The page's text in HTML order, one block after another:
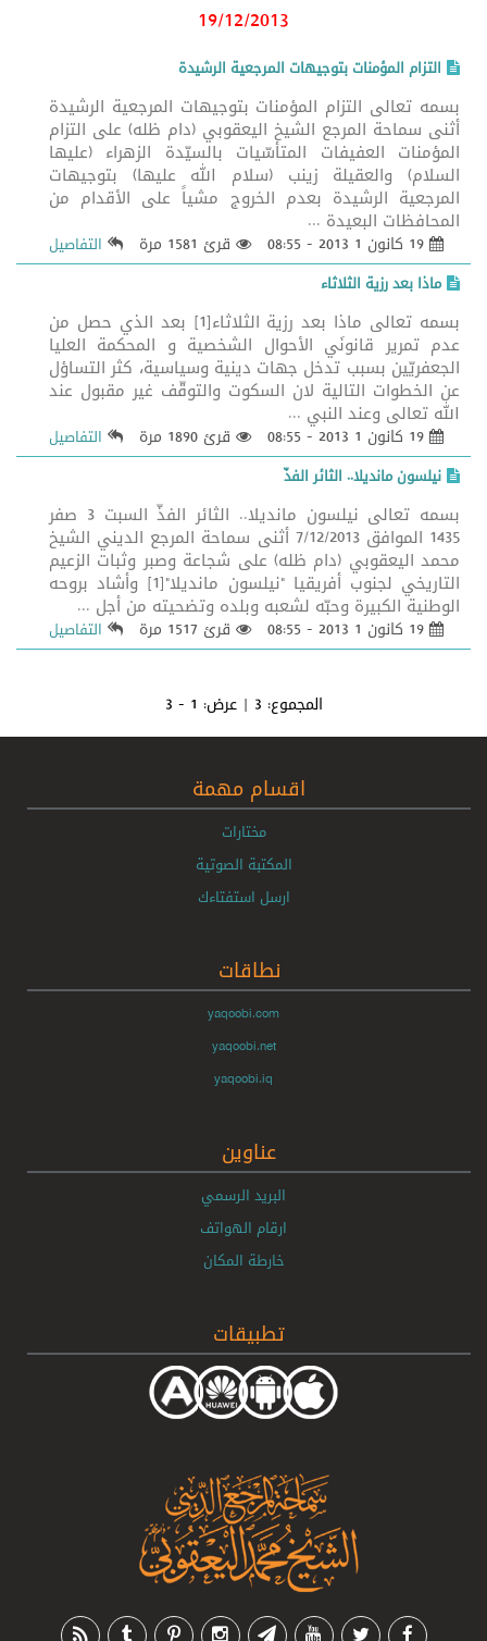
19/12/2013
التزام المؤمنات بتوجيهات المرجعية الرشيدة
بسمه تعالى التزام المؤمنات بتوجيهات المرجعية الرشيدة
أثنى سماحة المرجع الشيخ اليعقوبي (دام ظله) على التزام
المؤمنات العفيفات المتأسّيات بالسيّدة الزهراء (عليها
السلام) والعقيلة زينب (سلام الله عليها) بتوجيهات
المرجعية الرشيدة بعدم الخروج مشياً على الأقدام من
المحافظات البعيدة ...
قرئ 1581 مرة
التفاصيل
ماذا بعد رزية الثلاثاء
بسمه تعالى ماذا بعد رزية الثلاثاء[1] بعد الذي حصل من
عدم تمرير قانونَي الأحوال الشخصية و المحكمة العليا
الجعفريّين بسبب تدخل جهات دينية وسياسية، كثر التساؤل
عن الخطوات التالية لان السكوت والتوقّف غير مقبول عند
الله تعالى وعند النبي ...
قرئ 1890 مرة
التفاصيل
نيلسون مانديلا.. الثائر الفذّ
بسمه تعالى نيلسون مانديلا.. الثائر الفذّ السبت 3 صفر
1435 الموافق 7/12/2013 أثنى سماحة المرجع الديني الشيخ
محمد اليعقوبي (دام ظله) على شجاعة وصبر وثبات الزعيم
التاريخي لجنوب أفريقيا "نيلسون مانديلا"[1] وأشاد بروحه
الوطنية الكبيرة وحبّه لشعبه وبلده وتضحيته من أجل ...
قرئ 1517 مرة التفاصيل
المجموع: 3 | عرض: 1 - 3
اقسام مهمة
مختارات
المكتبة الصوتية
ارسل استفتاءك
نطاقات
yaqoobi.com
yaqoobi.net
yaqoobi.iq
عناوين
البريد الرسمي
ارقام الهواتف
خارطة المكان
تطبيقات